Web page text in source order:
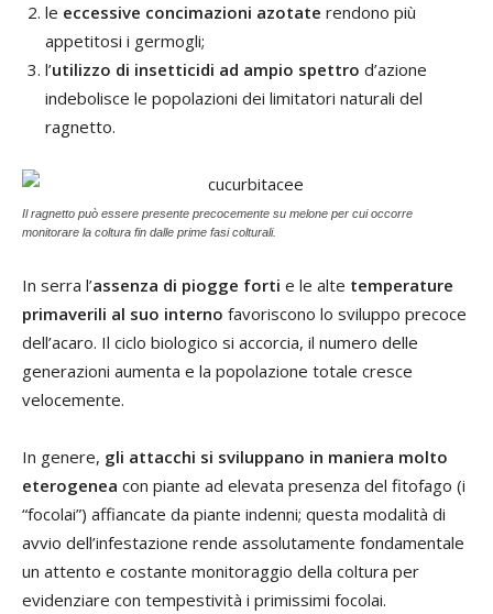
le eccessive concimazioni azotate rendono più
appetitosi i germogli;
l’utilizzo di insetticidi ad ampio spettro d’azione
indebolisce le popolazioni dei limitatori naturali del
ragnetto.
Il ragnetto può essere presente precocemente su melone per cui occorre
monitorare la coltura fin dalle prime fasi colturali.
In serra l’assenza di piogge forti e le alte temperature
primaverili al suo interno favoriscono lo sviluppo precoce
dell’acaro. Il ciclo biologico si accorcia, il numero delle
generazioni aumenta e la popolazione totale cresce
velocemente.
In genere, gli attacchi si sviluppano in maniera molto
eterogenea con piante ad elevata presenza del fitofago (i
“focolai”) affiancate da piante indenni; questa modalità di
avvio dell’infestazione rende assolutamente fondamentale
un attento e costante monitoraggio della coltura per
evidenziare con tempestività i primissimi focolai.